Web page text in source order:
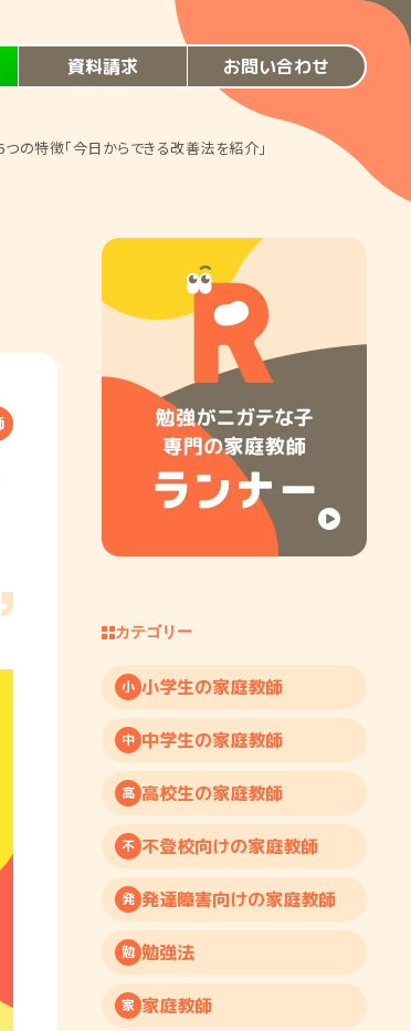
資料請求 お問い合わせ
の特徴「今日からできる改善法を紹介」
カテゴリー
小 小学生の家庭教師
中 中学生の家庭教師
高 高校生の家庭教師
不 不登校向けの家庭教師
発 発達障害向けの家庭教師
勉 勉強法
家 家庭教師